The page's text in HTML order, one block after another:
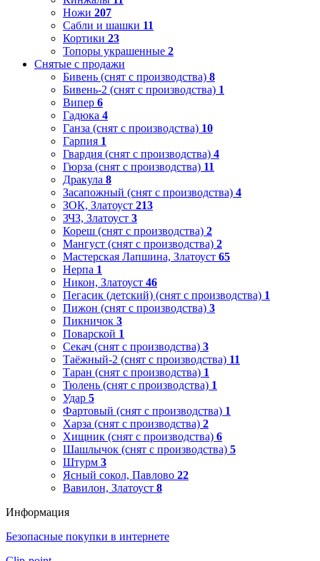
Ножи 207
Сабли и шашки 11
Кортики 23
Топоры украшенные 2
Снятые с продажи
Бивень (снят с производства) 8
Бивень-2 (снят с производства) 1
Випер 6
Гадюка 4
Ганза (снят с производства) 10
Гарпия 1
Гвардия (снят с производства) 4
Гюрза (снят с производства) 11
Дракула 8
Засапожный (снят с производства) 4
ЗОК, Златоуст 213
ЗЧЗ, Златоуст 3
Кореш (снят с производства) 2
Мангуст (снят с производства) 2
Мастерская Лапшина, Златоуст 65
Нерпа 1
Никон, Златоуст 46
Пегасик (детский) (снят с производства) 1
Пижон (снят с производства) 3
Пикничок 3
Поварской 1
Секач (снят с производства) 3
Таёжный-2 (снят с производства) 11
Таран (снят с производства) 1
Тюлень (снят с производства) 1
Удар 5
Фартовый (снят с производства) 1
Харза (снят с производства) 2
Хищник (снят с производства) 6
Шашлычок (снят с производства) 5
Штурм 3
Ясный сокол, Павлово 22
Вавилон, Златоуст 8
Информация
Безопасные покупки в интернете